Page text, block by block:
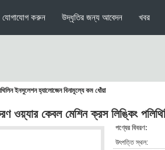
যোগাযোগ করুন উদ্ধৃতির জন্য আবেদন খবর
ইনসুলেশন হ্যালোজেন বিনামূল্যে কম ধোঁয়া
ওয়্যার কেবল মেশিন ক্রস লিঙ্কিং
পণ্যের বিবরণ:
উৎপত্তি স্থল: